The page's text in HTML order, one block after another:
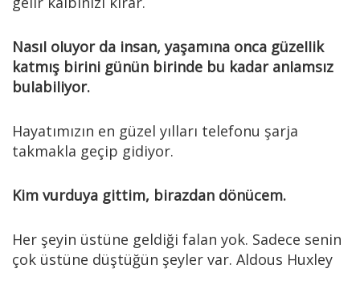
NasıI oIuyor da insan, yaşamına onca güzeIIik
katmış birini günün birinde bu kadar anIamsız
buIabiIiyor.
Hayatımızın en güzel yılları telefonu şarja
takmakla geçip gidiyor.
Kim vurduya gittim, birazdan dönücem.
Her şeyin üstüne geldiği falan yok. Sadece senin
çok üstüne düştüğün şeyler var. Aldous Huxley